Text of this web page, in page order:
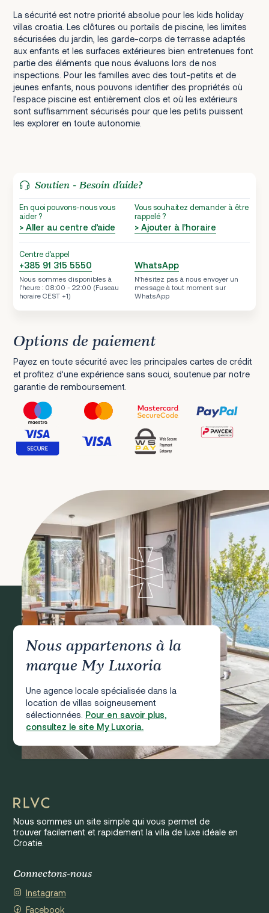
La sécurité est notre priorité absolue pour les kids holiday
villas croatia. Les clôtures ou portails de piscine, les limites
sécurisées du jardin, les garde-corps de terrasse adaptés
aux enfants et les surfaces extérieures bien entretenues font
partie des éléments que nous évaluons lors de nos
inspections. Pour les familles avec des tout-petits et de
jeunes enfants, nous pouvons identifier des propriétés où
l'espace piscine est entièrement clos et où les extérieurs
sont suffisamment sécurisés pour que les petits puissent
les explorer en toute autonomie.
Soutien - Besoin d’aide?
En quoi pouvons-nous vous
aider ?
> Aller au centre d’aide
Vous souhaitez demander à être
rappelé ?
> Ajouter à l’horaire
Centre d'appel
+385 91 315 5550
Nous sommes disponibles à
l’heure : 08:00 - 22:00 (Fuseau
horaire CEST +1)
WhatsApp
N’hésitez pas à nous envoyer un
message à tout moment sur
WhatsApp
Options de paiement
Payez en toute sécurité avec les principales cartes de crédit
et profitez d’une expérience sans souci, soutenue par notre
garantie de remboursement.
Nous appartenons à la
marque My Luxoria
Une agence locale spécialisée dans la
location de villas soigneusement
sélectionnées. Pour en savoir plus,
consultez le site My Luxoria.
Nous sommes un site simple qui vous permet de
trouver facilement et rapidement la villa de luxe idéale en
Croatie.
Connectons-nous
Instagram
Facebook